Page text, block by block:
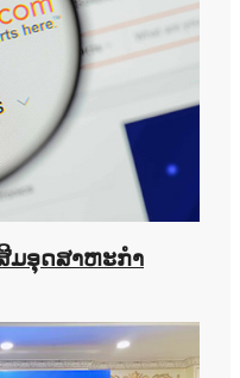
ມອຸດສາຫະກຳ